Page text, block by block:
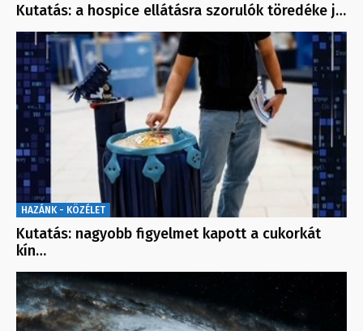
Kutatás: a hospice ellátásra szorulók töredéke j…
HAZÁNK - KÖZÉLET
Kutatás: nagyobb figyelmet kapott a cukorkát
kín…